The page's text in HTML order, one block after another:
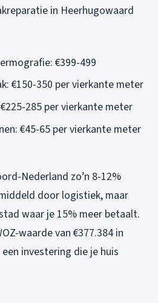
in Heerhugowaard
€399-499
€150-350 per vierkante meter
285 per vierkante meter
€45-65 per vierkante meter
Nederland zo’n 8-12%
door logistiek, maar
waar je 15% meer betaalt.
waarde van €377.384 in
investering die je huis